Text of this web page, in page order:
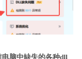
脑中缺失的各种dll